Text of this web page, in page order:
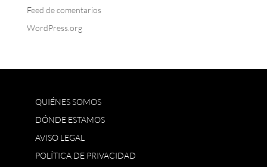
Feed de comentarios
WordPress.org
QUIÉNES SOMOS
DÓNDE ESTAMOS
AVISO LEGAL
POLÍTICA DE PRIVACIDAD